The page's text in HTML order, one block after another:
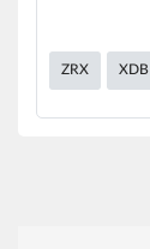
ZRX XDB